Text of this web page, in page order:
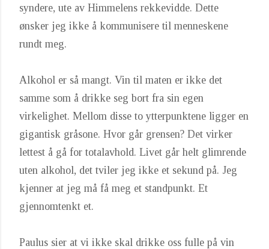
syndere, ute av Himmelens rekkevidde. Dette
ønsker jeg ikke å kommunisere til menneskene
rundt meg.
Alkohol er så mangt. Vin til maten er ikke det
samme som å drikke seg bort fra sin egen
virkelighet. Mellom disse to ytterpunktene ligger en
gigantisk gråsone. Hvor går grensen? Det virker
lettest å gå for totalavhold. Livet går helt glimrende
uten alkohol, det tviler jeg ikke et sekund på. Jeg
kjenner at jeg må få meg et standpunkt. Et
gjennomtenkt et.
Paulus sier at vi ikke skal drikke oss fulle på vin